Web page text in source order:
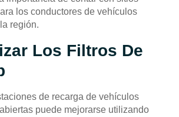
los conductores de vehículos
región.
Los Filtros De
de recarga de vehículos
puede mejorarse utilizando